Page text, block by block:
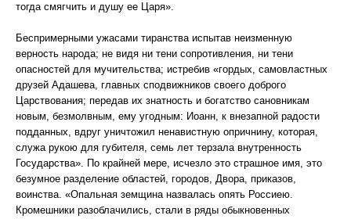
тогда смягчить и душу ее Царя».
Беспримерными ужасами тиранства испытав неизменную
верность народа; не видя ни тени сопротивления, ни тени
опасностей для мучительства; истребив «гордых, самовластных
друзей Адашева, главных сподвижников своего доброго
Царствования; передав их знатность и богатство сановникам
новым, безмолвным, ему угодным: Иоанн, к внезапной радости
подданных, вдруг уничтожил ненавистную опричнину, которая,
служа рукою для губителя, семь лет терзала внутренность
Государства». По крайней мере, исчезло это страшное имя, это
безумное разделение областей, городов, Двора, приказов,
воинства. «Опальная земщина назвалась опять Россиею.
Кромешники разоблачились, стали в ряды обыкновенных